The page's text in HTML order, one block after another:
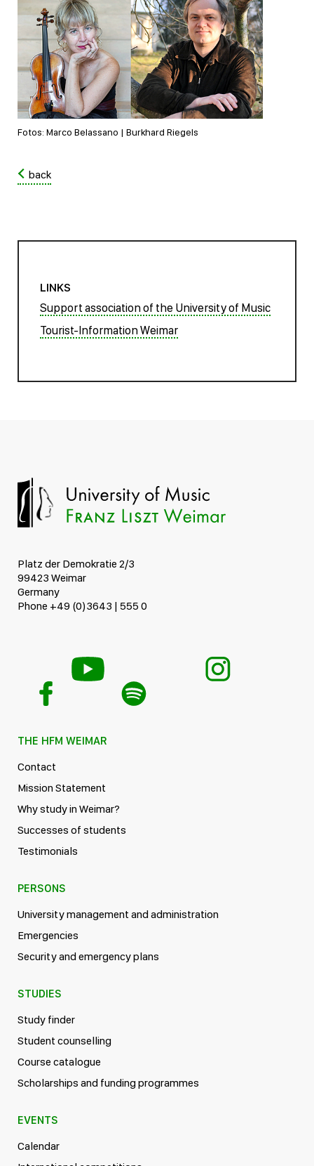
Fotos: Marco Belassano | Burkhard Riegels
back
LINKS
Support association of the University of Music
Tourist-Information Weimar
Platz der Demokratie 2/3
99423 Weimar
Germany
Phone +49 (0)3643 | 555 0
THE HFM WEIMAR
Contact
Mission Statement
Why study in Weimar?
Successes of students
Testimonials
PERSONS
University management and administration
Emergencies
Security and emergency plans
STUDIES
Study finder
Student counselling
Course catalogue
Scholarships and funding programmes
EVENTS
Calendar